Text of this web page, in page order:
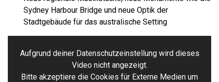
Sydney Harbour Bridge und neue Optik der
Stadtgebäude für das australische Setting
Aufgrund deiner Datenschutzeinstellung wird dieses
Video nicht angezeigt.
Bitte akzeptiere die Cookies für Externe Medien um